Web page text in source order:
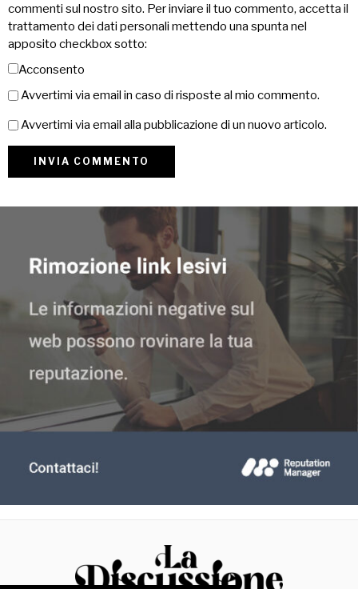
commenti sul nostro sito. Per inviare il tuo commento, accetta il
trattamento dei dati personali mettendo una spunta nel
apposito checkbox sotto:
Acconsento
Avvertimi via email in caso di risposte al mio commento.
Avvertimi via email alla pubblicazione di un nuovo articolo.